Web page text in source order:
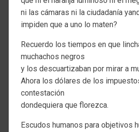
ni las cámaras ni la ciudadanía
impiden que a uno lo maten?
Recuerdo los tiempos en que
muchachos negros
y los descuartizaban por mirar a
Ahora los dólares de los
contestación
dondequiera que florezca.
Escudos humanos para objetivos